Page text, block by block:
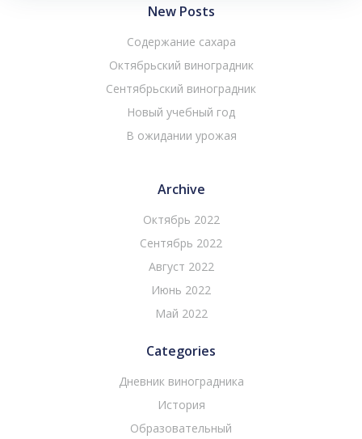
New Posts
Содержание сахара
Октябрьский виноградник
Сентябрьский виноградник
Новый учебный год
В ожидании урожая
Archive
Октябрь 2022
Сентябрь 2022
Август 2022
Июнь 2022
Май 2022
Categories
Дневник виноградника
История
Образовательный